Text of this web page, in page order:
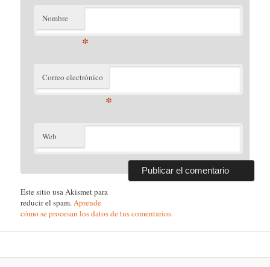
Nombre
*
Correo electrónico
*
Web
Este sitio usa Akismet para
reducir el spam.Aprende
cómo se procesan los datos de tus comentarios.